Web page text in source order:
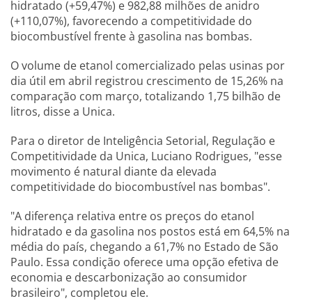
hidratado (+59,47%) e 982,88 milhões de anidro
(+110,07%), favorecendo a competitividade do
biocombustível frente à gasolina nas bombas.
O volume de etanol comercializado pelas usinas por
dia útil em abril registrou crescimento de 15,26% na
comparação com março, totalizando 1,75 bilhão de
litros, disse a Unica.
Para o diretor de Inteligência Setorial, Regulação e
Competitividade da Unica, Luciano Rodrigues, "esse
movimento é natural diante da elevada
competitividade do biocombustível nas bombas".
"A diferença relativa entre os preços do etanol
hidratado e da gasolina nos postos está em 64,5% na
média do país, chegando a 61,7% no Estado de São
Paulo. Essa condição oferece uma opção efetiva de
economia e descarbonização ao consumidor
brasileiro", completou ele.